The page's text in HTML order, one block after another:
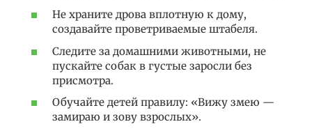
Не храните дрова вплотную к дому,
создавайте проветриваемые штабеля.
Следите за домашними животными, не
пускайте собак в густые заросли без
присмотра.
Обучайте детей правилу: «Вижу змею —
замираю и зову взрослых».